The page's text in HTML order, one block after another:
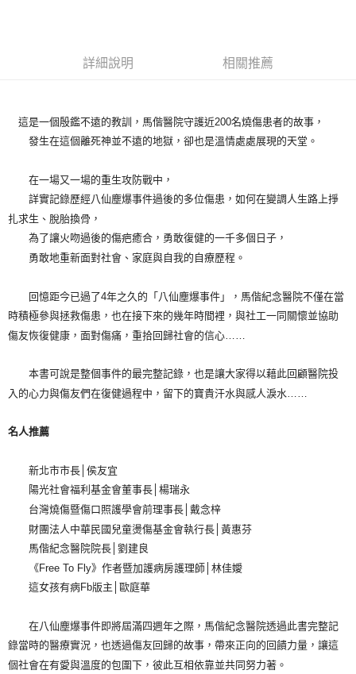
詳細說明 相關推薦
這是一個殷鑑不遠的教訓，馬偕醫院守護近200名燒傷患者的故事，
發生在這個離死神並不遠的地獄，卻也是溫情處處展現的天堂。
在一場又一場的重生攻防戰中，
詳實記錄歷經八仙塵爆事件過後的多位傷患，如何在變調人生路上掙
扎求生、脫胎換骨，
為了讓火吻過後的傷疤癒合，勇敢復健的一千多個日子，
勇敢地重新面對社會、家庭與自我的自療歷程。
回憶距今已過了4年之久的「八仙塵爆事件」，馬偕紀念醫院不僅在當
時積極參與拯救傷患，也在接下來的幾年時間裡，與社工一同關懷並協助
傷友恢復健康，面對傷痛，重拾回歸社會的信心……
本書可說是整個事件的最完整記錄，也是讓大家得以藉此回顧醫院投
入的心力與傷友們在復健過程中，留下的寶貴汗水與感人淚水……
名人推薦
新北市市長│侯友宜
陽光社會福利基金會董事長│楊瑞永
台灣燒傷暨傷口照護學會前理事長│戴念梓
財團法人中華民國兒童燙傷基金會執行長│黃惠芬
馬偕紀念醫院院長│劉建良
《Free To Fly》作者暨加護病房護理師│林佳嬡
這女孩有病Fb版主│歐庭華
在八仙塵爆事件即將屆滿四週年之際，馬偕紀念醫院透過此書完整記
錄當時的醫療實況，也透過傷友回歸的故事，帶來正向的回饋力量，讓這
個社會在有愛與溫度的包圍下，彼此互相依靠並共同努力著。